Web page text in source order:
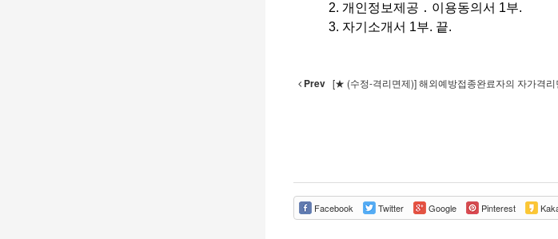
2. 개인정보제공 ․ 이용동의서 1부.
3. 자기소개서 1부. 끝.
Prev [★ (수정-격리면제)] 해외예방접종완료자의 자가격리
Facebook Twitter Google Pinterest